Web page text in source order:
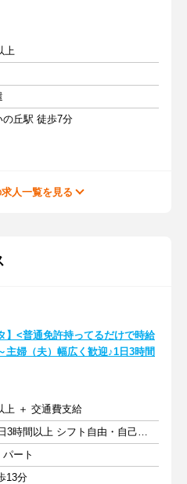
上
の丘駅 徒歩7分
人一覧を見る
】<普通免許持ってるだけで時給
主婦（夫）幅広く歓迎♪1日3時間
上 ＋ 交通費支給
週1日以上 1日3時間以上 シフト自由・自己申告
ート
13分